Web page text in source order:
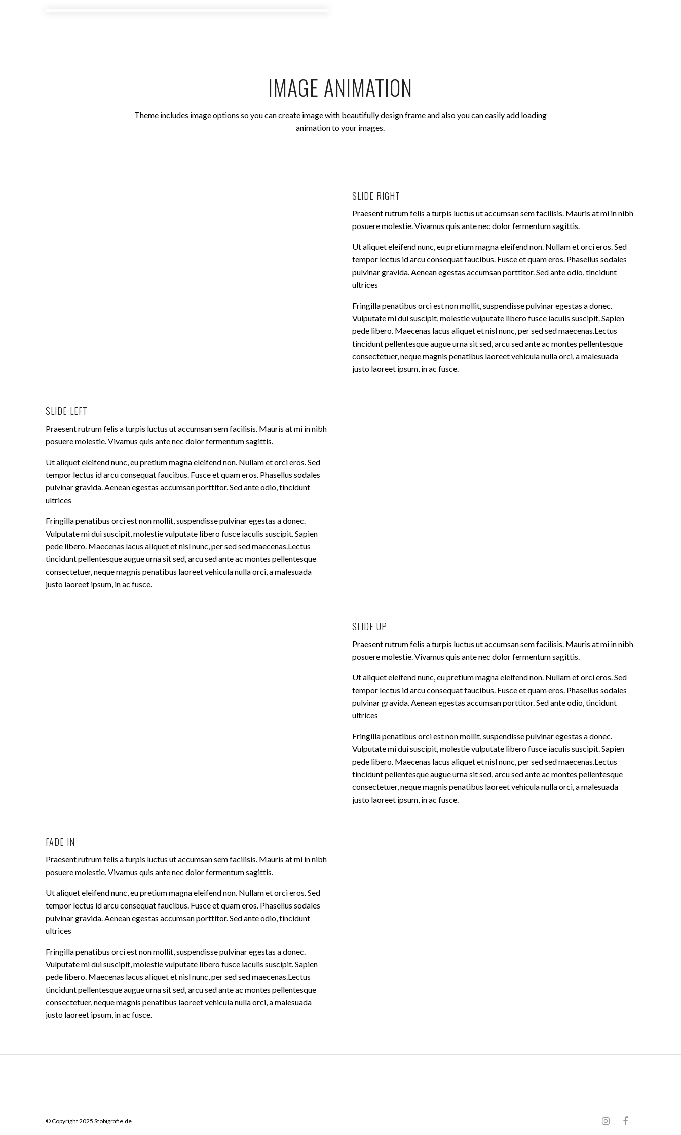
IMAGE ANIMATION
Theme includes image options so you can create image with beautifully design frame and also you can easily add loading
animation to your images.
SLIDE RIGHT
Praesent rutrum felis a turpis luctus ut accumsan sem facilisis. Mauris at mi in nibh
posuere molestie. Vivamus quis ante nec dolor fermentum sagittis.
Ut aliquet eleifend nunc, eu pretium magna eleifend non. Nullam et orci eros. Sed
tempor lectus id arcu consequat faucibus. Fusce et quam eros. Phasellus sodales
pulvinar gravida. Aenean egestas accumsan porttitor. Sed ante odio, tincidunt
ultrices
Fringilla penatibus orci est non mollit, suspendisse pulvinar egestas a donec.
Vulputate mi dui suscipit, molestie vulputate libero fusce iaculis suscipit. Sapien
pede libero. Maecenas lacus aliquet et nisl nunc, per sed sed maecenas.Lectus
tincidunt pellentesque augue urna sit sed, arcu sed ante ac montes pellentesque
consectetuer, neque magnis penatibus laoreet vehicula nulla orci, a malesuada
justo laoreet ipsum, in ac fusce.
SLIDE LEFT
Praesent rutrum felis a turpis luctus ut accumsan sem facilisis. Mauris at mi in nibh
posuere molestie. Vivamus quis ante nec dolor fermentum sagittis.
Ut aliquet eleifend nunc, eu pretium magna eleifend non. Nullam et orci eros. Sed
tempor lectus id arcu consequat faucibus. Fusce et quam eros. Phasellus sodales
pulvinar gravida. Aenean egestas accumsan porttitor. Sed ante odio, tincidunt
ultrices
Fringilla penatibus orci est non mollit, suspendisse pulvinar egestas a donec.
Vulputate mi dui suscipit, molestie vulputate libero fusce iaculis suscipit. Sapien
pede libero. Maecenas lacus aliquet et nisl nunc, per sed sed maecenas.Lectus
tincidunt pellentesque augue urna sit sed, arcu sed ante ac montes pellentesque
consectetuer, neque magnis penatibus laoreet vehicula nulla orci, a malesuada
justo laoreet ipsum, in ac fusce.
SLIDE UP
Praesent rutrum felis a turpis luctus ut accumsan sem facilisis. Mauris at mi in nibh
posuere molestie. Vivamus quis ante nec dolor fermentum sagittis.
Ut aliquet eleifend nunc, eu pretium magna eleifend non. Nullam et orci eros. Sed
tempor lectus id arcu consequat faucibus. Fusce et quam eros. Phasellus sodales
pulvinar gravida. Aenean egestas accumsan porttitor. Sed ante odio, tincidunt
ultrices
Fringilla penatibus orci est non mollit, suspendisse pulvinar egestas a donec.
Vulputate mi dui suscipit, molestie vulputate libero fusce iaculis suscipit. Sapien
pede libero. Maecenas lacus aliquet et nisl nunc, per sed sed maecenas.Lectus
tincidunt pellentesque augue urna sit sed, arcu sed ante ac montes pellentesque
consectetuer, neque magnis penatibus laoreet vehicula nulla orci, a malesuada
justo laoreet ipsum, in ac fusce.
FADE IN
Praesent rutrum felis a turpis luctus ut accumsan sem facilisis. Mauris at mi in nibh
posuere molestie. Vivamus quis ante nec dolor fermentum sagittis.
Ut aliquet eleifend nunc, eu pretium magna eleifend non. Nullam et orci eros. Sed
tempor lectus id arcu consequat faucibus. Fusce et quam eros. Phasellus sodales
pulvinar gravida. Aenean egestas accumsan porttitor. Sed ante odio, tincidunt
ultrices
Fringilla penatibus orci est non mollit, suspendisse pulvinar egestas a donec.
Vulputate mi dui suscipit, molestie vulputate libero fusce iaculis suscipit. Sapien
pede libero. Maecenas lacus aliquet et nisl nunc, per sed sed maecenas.Lectus
tincidunt pellentesque augue urna sit sed, arcu sed ante ac montes pellentesque
consectetuer, neque magnis penatibus laoreet vehicula nulla orci, a malesuada
justo laoreet ipsum, in ac fusce.
© Copyright 2025 Stobigrafie.de